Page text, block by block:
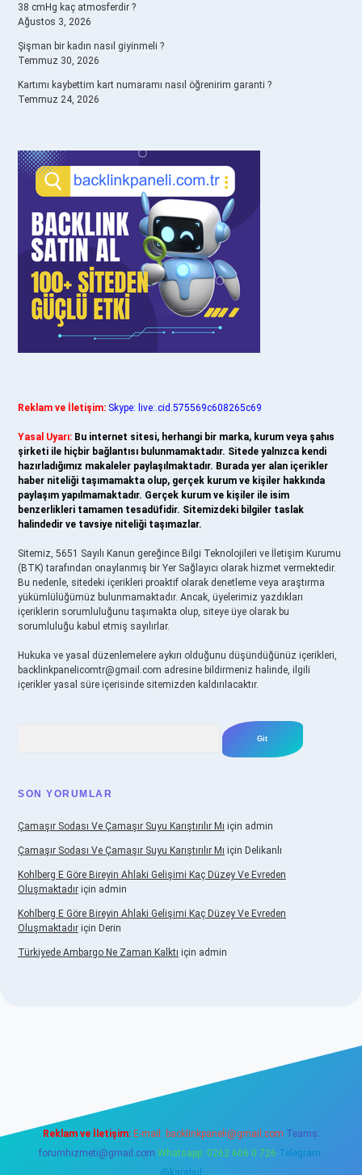
38 cmHg kaç atmosferdir ?
Ağustos 3, 2026
Şişman bir kadın nasıl giyinmeli ?
Temmuz 30, 2026
Kartımı kaybettim kart numaramı nasıl öğrenirim garanti ?
Temmuz 24, 2026
Reklam ve İletişim: Skype: live:.cid.575569c608265c69
Yasal Uyarı: Bu internet sitesi, herhangi bir marka, kurum veya şahıs
şirketi ile hiçbir bağlantısı bulunmamaktadır. Sitede yalnızca kendi
hazırladığımız makaleler paylaşılmaktadır. Burada yer alan içerikler
haber niteliği taşımamakta olup, gerçek kurum ve kişiler hakkında
paylaşım yapılmamaktadır. Gerçek kurum ve kişiler ile isim
benzerlikleri tamamen tesadüfidir. Sitemizdeki bilgiler taslak
halindedir ve tavsiye niteliği taşımazlar.
Sitemiz, 5651 Sayılı Kanun gereğince Bilgi Teknolojileri ve İletişim Kurumu
(BTK) tarafından onaylanmış bir Yer Sağlayıcı olarak hizmet vermektedir.
Bu nedenle, sitedeki içerikleri proaktif olarak denetleme veya araştırma
yükümlülüğümüz bulunmamaktadır. Ancak, üyelerimiz yazdıkları
içeriklerin sorumluluğunu taşımakta olup, siteye üye olarak bu
sorumluluğu kabul etmiş sayılırlar.
Hukuka ve yasal düzenlemelere aykırı olduğunu düşündüğünüz içerikleri,
backlinkpanelicomtr@gmail.com adresine bildirmeniz halinde, ilgili
içerikler yasal süre içerisinde sitemizden kaldırılacaktır.
SON YORUMLAR
Çamaşır Sodası Ve Çamaşır Suyu Karıştırılır Mı için admin
Çamaşır Sodası Ve Çamaşır Suyu Karıştırılır Mı için Delikanlı
Kohlberg E Göre Bireyin Ahlaki Gelişimi Kaç Düzey Ve Evreden
Oluşmaktadır için admin
Kohlberg E Göre Bireyin Ahlaki Gelişimi Kaç Düzey Ve Evreden
Oluşmaktadır için Derin
Türkiyede Ambargo Ne Zaman Kalktı için admin
Reklam ve İletişim: E-mail: backlinkpaneli@gmail.com Teams:
forumhizmeti@gmail.com Whatsapp: 0262 606 0 726 Telegram:
@karabul